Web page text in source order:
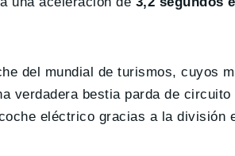
del mundial de turismos, cuyos
verdadera bestia parda de
eléctrico gracias a la división